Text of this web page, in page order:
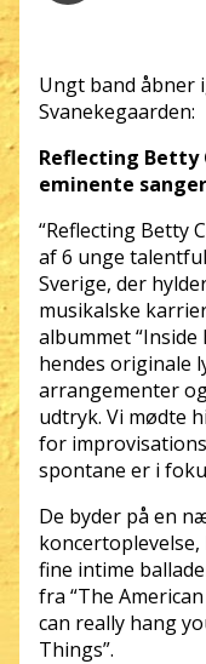
Ungt band åbner
Svanekegaarden:
Reflecting Betty
eminente
“Reflecting Betty
af 6 unge
Sverige, der
musikalske
albummet
hendes originale
arrangementer
udtryk. Vi mødte
for
spontane er i
De byder på en
fine intime
fra “The
can really hang
Things”.